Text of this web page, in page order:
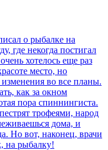
о рыбалке на
где некогда постигал
хотелось еще раз
место, но
во все планы.
как за окном
пора спиннингиста.
трофеями, народ
дома, и
Но вот, наконец, врачи
на рыбалку!